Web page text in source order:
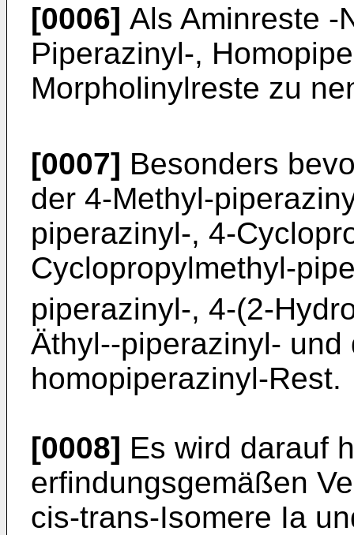
[0006] Als Aminreste -
Piperazinyl-,
Morpholinylreste zu
[0007] Besonders
der 4-Methyl-
piperazinyl-, 4-
Cyclopropylmethyl-
piperazinyl-, 4-(2-
Äthyl--piperazinyl- und
homopiperazinyl-Rest.
[0008] Es wird darauf
erfindungsgemäßen
cis-trans-Isomere Ia